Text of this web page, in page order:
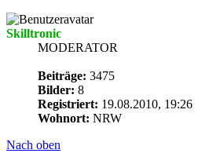
Skilltronic
MODERATOR
Beiträge: 3475
Bilder: 8
Registriert: 19.08.2010, 19:26
Wohnort: NRW
Nach oben